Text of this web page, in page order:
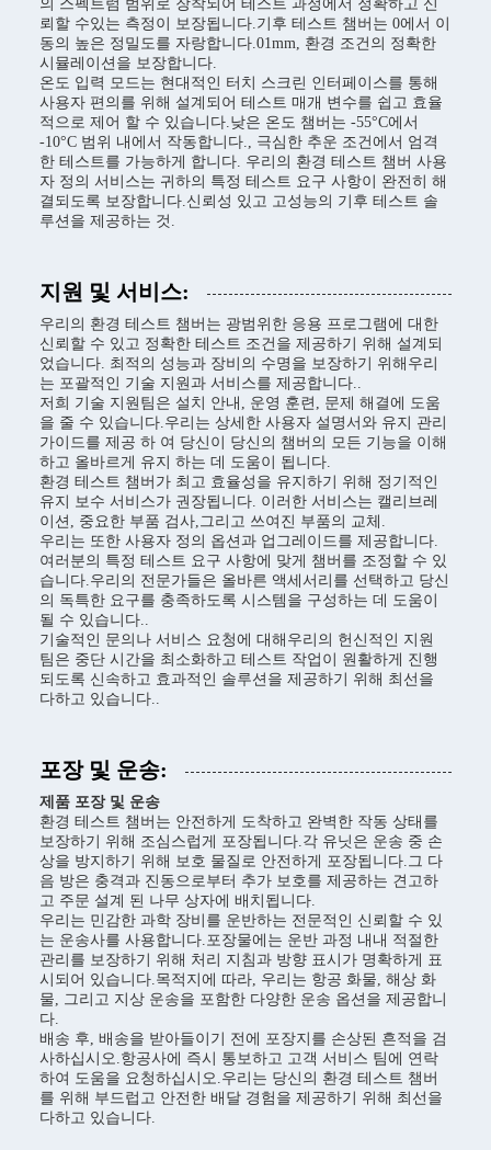
의 스펙트럼 범위로 장착되어 테스트 과정에서 정확하고 신
뢰할 수있는 측정이 보장됩니다.기후 테스트 챔버는 0에서 이
동의 높은 정밀도를 자랑합니다.01mm, 환경 조건의 정확한
시뮬레이션을 보장합니다.
온도 입력 모드는 현대적인 터치 스크린 인터페이스를 통해
사용자 편의를 위해 설계되어 테스트 매개 변수를 쉽고 효율
적으로 제어 할 수 있습니다.낮은 온도 챔버는 -55°C에서
-10°C 범위 내에서 작동합니다., 극심한 추운 조건에서 엄격
한 테스트를 가능하게 합니다. 우리의 환경 테스트 챔버 사용
자 정의 서비스는 귀하의 특정 테스트 요구 사항이 완전히 해
결되도록 보장합니다.신뢰성 있고 고성능의 기후 테스트 솔
루션을 제공하는 것.
지원 및 서비스:
우리의 환경 테스트 챔버는 광범위한 응용 프로그램에 대한
신뢰할 수 있고 정확한 테스트 조건을 제공하기 위해 설계되
었습니다. 최적의 성능과 장비의 수명을 보장하기 위해우리
는 포괄적인 기술 지원과 서비스를 제공합니다..
저희 기술 지원팀은 설치 안내, 운영 훈련, 문제 해결에 도움
을 줄 수 있습니다.우리는 상세한 사용자 설명서와 유지 관리
가이드를 제공 하 여 당신이 당신의 챔버의 모든 기능을 이해
하고 올바르게 유지 하는 데 도움이 됩니다.
환경 테스트 챔버가 최고 효율성을 유지하기 위해 정기적인
유지 보수 서비스가 권장됩니다. 이러한 서비스는 캘리브레
이션, 중요한 부품 검사,그리고 쓰여진 부품의 교체.
우리는 또한 사용자 정의 옵션과 업그레이드를 제공합니다.
여러분의 특정 테스트 요구 사항에 맞게 챔버를 조정할 수 있
습니다.우리의 전문가들은 올바른 액세서리를 선택하고 당신
의 독특한 요구를 충족하도록 시스템을 구성하는 데 도움이
될 수 있습니다..
기술적인 문의나 서비스 요청에 대해우리의 헌신적인 지원
팀은 중단 시간을 최소화하고 테스트 작업이 원활하게 진행
되도록 신속하고 효과적인 솔루션을 제공하기 위해 최선을
다하고 있습니다..
포장 및 운송:
제품 포장 및 운송
환경 테스트 챔버는 안전하게 도착하고 완벽한 작동 상태를
보장하기 위해 조심스럽게 포장됩니다.각 유닛은 운송 중 손
상을 방지하기 위해 보호 물질로 안전하게 포장됩니다.그 다
음 방은 충격과 진동으로부터 추가 보호를 제공하는 견고하
고 주문 설계 된 나무 상자에 배치됩니다.
우리는 민감한 과학 장비를 운반하는 전문적인 신뢰할 수 있
는 운송사를 사용합니다.포장물에는 운반 과정 내내 적절한
관리를 보장하기 위해 처리 지침과 방향 표시가 명확하게 표
시되어 있습니다.목적지에 따라, 우리는 항공 화물, 해상 화
물, 그리고 지상 운송을 포함한 다양한 운송 옵션을 제공합니
다.
배송 후, 배송을 받아들이기 전에 포장지를 손상된 흔적을 검
사하십시오.항공사에 즉시 통보하고 고객 서비스 팀에 연락
하여 도움을 요청하십시오.우리는 당신의 환경 테스트 챔버
를 위해 부드럽고 안전한 배달 경험을 제공하기 위해 최선을
다하고 있습니다.